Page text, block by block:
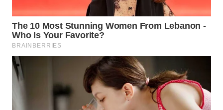
WN
BOROBUDUR
WN
MADURA